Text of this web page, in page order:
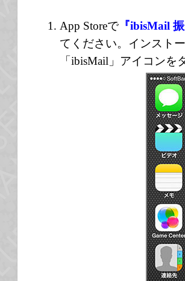
App Storeで 『ibisMail
てください。インスト
「ibisMail」アイコン